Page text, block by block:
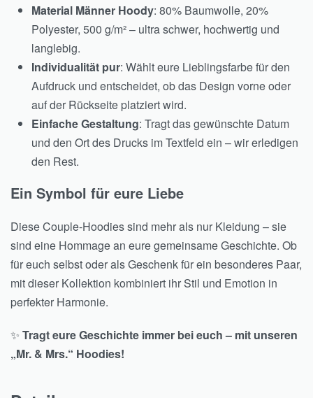
Material Männer Hoody: 80% Baumwolle, 20%
Polyester, 500 g/m² – ultra schwer, hochwertig und
langlebig.
Individualität pur: Wählt eure Lieblingsfarbe für den
Aufdruck und entscheidet, ob das Design vorne oder
auf der Rückseite platziert wird.
Einfache Gestaltung: Tragt das gewünschte Datum
und den Ort des Drucks im Textfeld ein – wir erledigen
den Rest.
Ein Symbol für eure Liebe
Diese Couple-Hoodies sind mehr als nur Kleidung – sie
sind eine Hommage an eure gemeinsame Geschichte. Ob
für euch selbst oder als Geschenk für ein besonderes Paar,
mit dieser Kollektion kombiniert ihr Stil und Emotion in
perfekter Harmonie.
✨ Tragt eure Geschichte immer bei euch – mit unseren
„Mr. & Mrs.“ Hoodies!